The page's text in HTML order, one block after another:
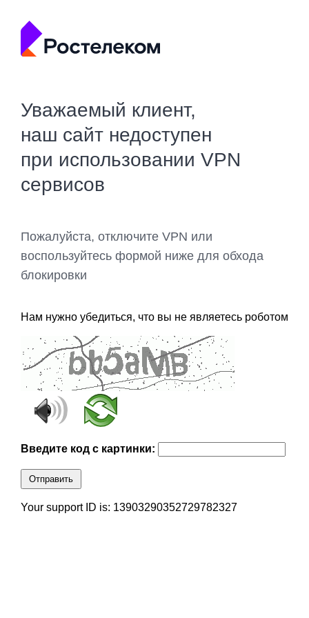
Уважаемый клиент,
наш сайт недоступен
при использовании VPN
сервисов
Пожалуйста, отключите VPN или
воспользуйтесь формой ниже для обхода
блокировки
Нам нужно убедиться, что вы не являетесь роботом
Введите код с картинки:
Отправить
Your support ID is: 13903290352729782327